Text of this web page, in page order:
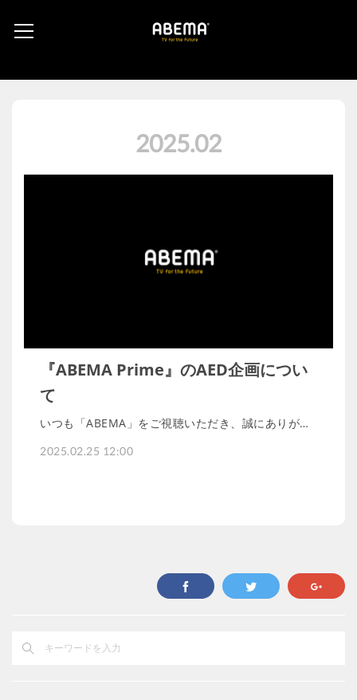
2025.02
『ABEMA Prime』のAED企画につい
て
いつも「ABEMA」をご視聴いただき、誠にありが…
2025.02.25 12:00